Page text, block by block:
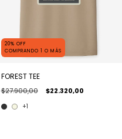
20% OFF
COMPRANDO 1 O MÁS
FOREST TEE
$27.900,00 $22.320,00
+1